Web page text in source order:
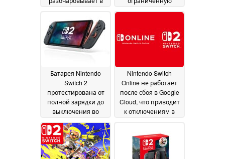
производительности
19 February 2026 16 June 2025
Батарея Nintendo
Switch 2
протестирована от
полной зарядки до
выключения во
игры в Cyberpunk
207713 June 2025
Nintendo Switch
Online не работает
после сбоя в Google
Cloud, что приводит
к отключениям в